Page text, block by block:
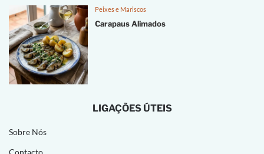
Peixes e Mariscos
Carapaus Alimados
LIGAÇÕES ÚTEIS
Sobre Nós
Contacto